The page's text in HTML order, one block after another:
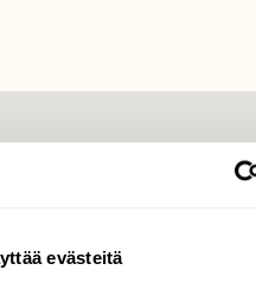
evästeitäTilaa digilukuoikeus